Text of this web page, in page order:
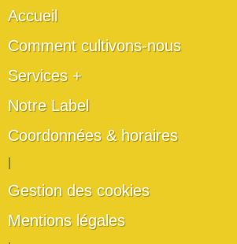
Accueil
Comment cultivons-nous
Services +
Notre Label
Coordonnées & horaires
Gestion des cookies
Mentions légales